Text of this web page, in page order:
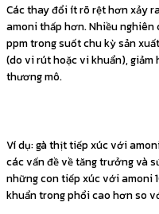
Các thay đổi ít rõ rệt hơn xảy
amoni thấp hơn. Nhiều
ppm trong suốt chu kỳ sản
(do vi rút hoặc vi khuẩn), giảm
thương mô.
Ví dụ: gà thịt tiếp xúc với
các vấn đề về tăng trưởng và
những con tiếp xúc với amoni
khuẩn trong phổi cao hơn so